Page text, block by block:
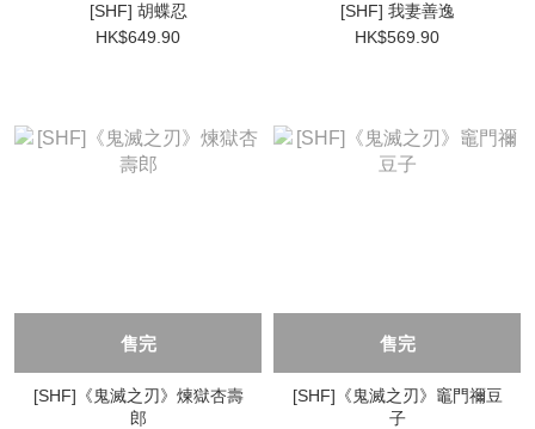
[SHF] 胡蝶忍
HK$649.90
[SHF] 我妻善逸
HK$569.90
售完
[SHF]《鬼滅之刃》煉獄杏壽
郎
售完
[SHF]《鬼滅之刃》竈門禰豆
子